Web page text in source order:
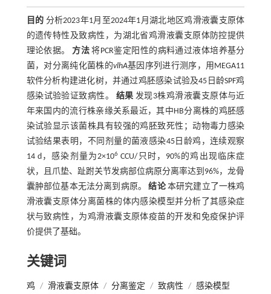
目的 分析2023年1月至2024年1月湖北地区鸡滑液囊支原体
的遗传特性及致病性，为湖北省鸡滑液囊支原体防控提供
理论依据。方法 将PCR鉴定阳性的病料通过液体培养基分
菌，对分离纯化菌株的vlhA基因序列进行测序，用MEGA11
软件分析构建进化树，并通过鸡胚感染试验及45日龄SPF鸡
感染试验验证致病性。 结果 发现3株鸡滑液囊支原体与近
年来国内的流行株亲缘关系最近，其中HB分离株的鸡胚感
染试验显示该菌株具有较强的鸡胚致死性；动物毒力感染
试验结果表明，不同剂量的菌液感染45日龄鸡，连续观察
14 d，感染剂量为2×106 CCU/只时，90%的鸡出现临床症
状，且爪垫、趾跗关节发病部位病原分离率达到96%，龙骨
囊肿部位基本无法分离到病原。结论本研究建立了一株鸡
滑液囊支原体分离菌株的体内感染模型并分析了其感染症
状与致病性，为鸡滑液囊支原体疫苗的开发和免疫保护评
价提供了基础。
关键词
鸡 / 滑液囊支原体 / 分离鉴定 / 致病性 / 感染模型